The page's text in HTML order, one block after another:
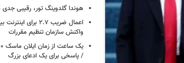
هوندا گلدوینگ تور، رقیبی
اعمال ضریب ۲.۷
واکنش سازمان تنظیم مقررات
/ پاسخی برای یک ادعای بزرگ